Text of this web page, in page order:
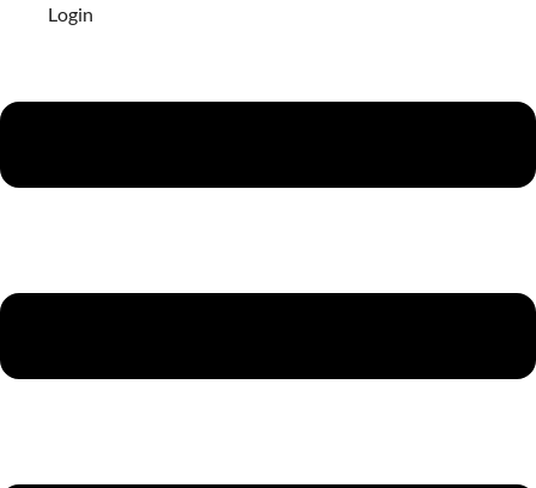
Login